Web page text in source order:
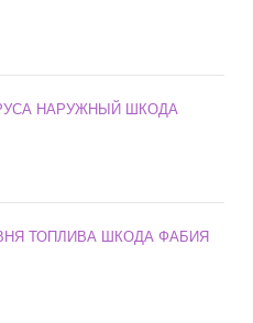
НАРУЖНЫЙ ШКОДА
ТОПЛИВА ШКОДА ФАБИЯ